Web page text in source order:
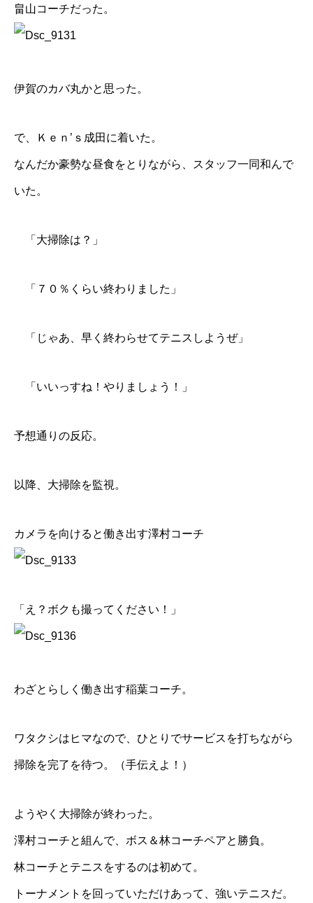
畠山コーチだった。
伊賀のカバ丸かと思った。
で、 Ｋｅｎ’ｓ成田 に着いた。
なんだか豪勢な昼食をとりながら、スタッフ一同和んで
いた。
「大掃除は？」
「７０％くらい終わりました」
「じゃあ、早く終わらせてテニスしようぜ」
「いいっすね！やりましょう！」
予想通りの反応。
以降、大掃除を監視。
カメラを向けると働き出す澤村コーチ
「え？ボクも撮ってください！」
わざとらしく働き出す稲葉コーチ。
ワタクシはヒマなので、ひとりでサービスを打ちながら
掃除を完了を待つ。（手伝えよ！）
ようやく大掃除が終わった。
澤村コーチと組んで、ボス＆林コーチペアと勝負。
林コーチとテニスをするのは初めて。
トーナメントを回っていただけあって、強いテニスだ。